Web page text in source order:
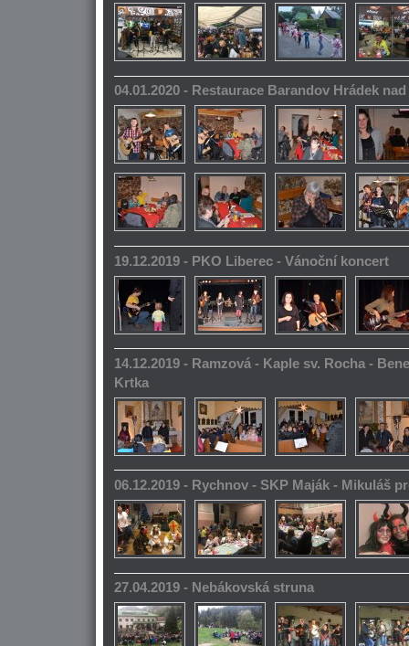
04.01.2020 - Restaurace Barandov Hrádek
19.12.2019 - PKO Liberec - Vánoční koncert
14.12.2019 - Ramzová - Kaple sv. Rocha -
Krtka
06.12.2019 - Rychnov - SKP Maják - Mikuláš
27.04.2019 - Nebákovská struna